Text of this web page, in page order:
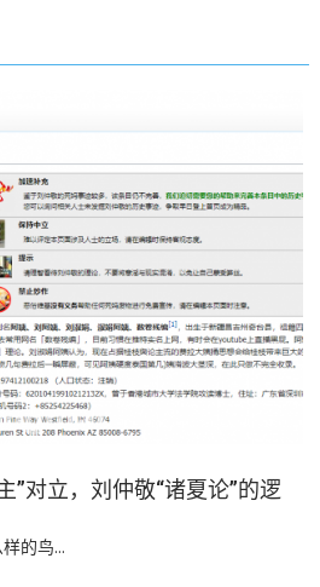
”对立，刘仲敬“诸夏论”的逻
的鸟...